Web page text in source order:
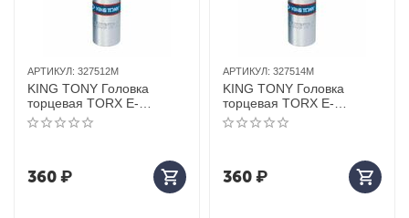
АРТИКУЛ: 327512M
KING TONY Головка
торцевая TORX Е-
стандарт 3/8", Е12, L = 63
мм
360₽
АРТИКУЛ: 327514M
KING TONY Головка
торцевая TORX Е-
стандарт 3/8", Е14, L = 63
мм
360₽